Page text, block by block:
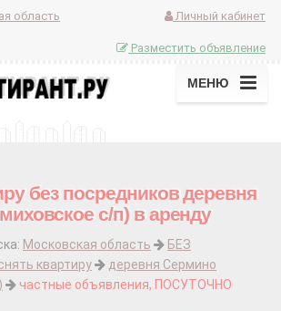
область Личный кабинет
Разместить объявление
МЕНЮ
без посредников деревня
с/п) в аренду
Московская область
БЕЗ
квартиру
деревня Сермино
частные объявления, ПОСУТОЧНО